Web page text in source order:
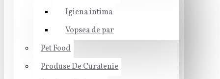
Igiena intima
Vopsea de par
Pet Food
Produse De Curatenie